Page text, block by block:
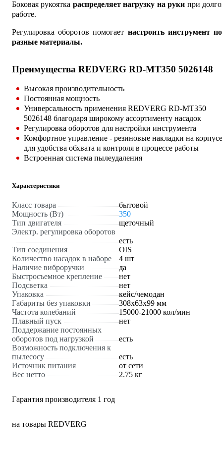
Боковая рукоятка распределяет нагрузку на руки при
работе.
Регулировка оборотов помогает настроить инструмент
разные материалы.
Преимущества REDVERG RD-MT350 5026148
Высокая производительность
Постоянная мощность
Универсальность применения REDVERG RD-MT350
5026148 благодаря широкому ассортименту насадок
Регулировка оборотов для настройки инструмента
Комфортное управление - резиновые накладки на корпусе
для удобства обхвата и контроля в процессе работы
Встроенная система пылеудаления
Характеристики
Класс товара
бытовой
Мощность (Вт)
350
Тип двигателя
щеточный
Электр. регулировка оборотов
есть
Тип соединения
OIS
Количество насадок в наборе
4 шт
Наличие виброручки
да
Быстросъемное крепление
нет
Подсветка
нет
Упаковка
кейс/чемодан
Габариты без упаковки
308х63х99 мм
Частота колебаний
15000-21000 кол/мин
Плавный пуск
нет
Поддержание постоянных
оборотов под нагрузкой
есть
Возможность подключения к
пылесосу
есть
Источник питания
от сети
Вес нетто
2.75 кг
Гарантия производителя 1 год
на товары REDVERG